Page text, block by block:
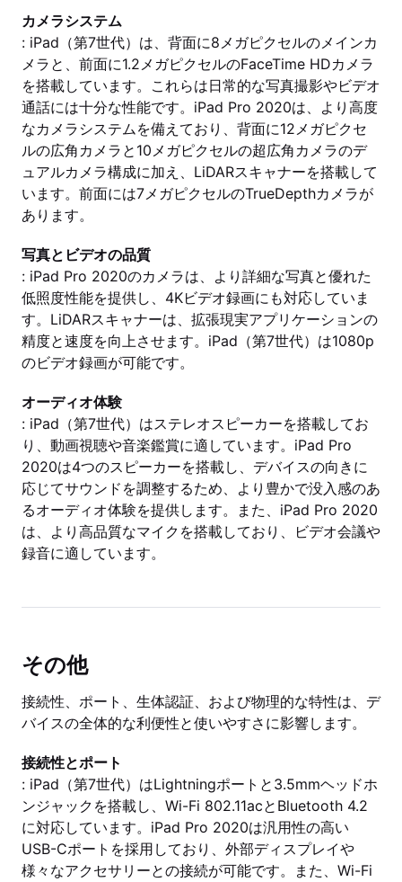
カメラシステム
: iPad（第7世代）は、背面に8メガピクセルのメインカ
メラと、前面に1.2メガピクセルのFaceTime HDカメラ
を搭載しています。これらは日常的な写真撮影やビデオ
通話には十分な性能です。iPad Pro 2020は、より高度
なカメラシステムを備えており、背面に12メガピクセ
ルの広角カメラと10メガピクセルの超広角カメラのデ
ュアルカメラ構成に加え、LiDARスキャナーを搭載して
います。前面には7メガピクセルのTrueDepthカメラが
あります。
写真とビデオの品質
: iPad Pro 2020のカメラは、より詳細な写真と優れた
低照度性能を提供し、4Kビデオ録画にも対応していま
す。LiDARスキャナーは、拡張現実アプリケーションの
精度と速度を向上させます。iPad（第7世代）は1080p
のビデオ録画が可能です。
オーディオ体験
: iPad（第7世代）はステレオスピーカーを搭載してお
り、動画視聴や音楽鑑賞に適しています。iPad Pro
2020は4つのスピーカーを搭載し、デバイスの向きに
応じてサウンドを調整するため、より豊かで没入感のあ
るオーディオ体験を提供します。また、iPad Pro 2020
は、より高品質なマイクを搭載しており、ビデオ会議や
録音に適しています。
その他
接続性、ポート、生体認証、および物理的な特性は、デ
バイスの全体的な利便性と使いやすさに影響します。
接続性とポート
: iPad（第7世代）はLightningポートと3.5mmヘッドホ
ンジャックを搭載し、Wi-Fi 802.11acとBluetooth 4.2
に対応しています。iPad Pro 2020は汎用性の高い
USB-Cポートを採用しており、外部ディスプレイや
様々なアクセサリーとの接続が可能です。また、Wi-Fi